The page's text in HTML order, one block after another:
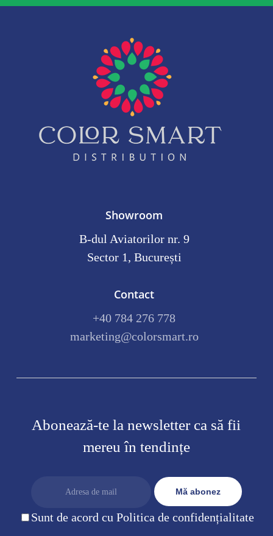
Showroom
B-dul Aviatorilor nr. 9
Sector 1, București
Contact
+40 784 276 778
marketing@colorsmart.ro
Abonează-te la newsletter ca să fii
mereu în tendințe
Sunt de acord cu Politica de confidențialitate